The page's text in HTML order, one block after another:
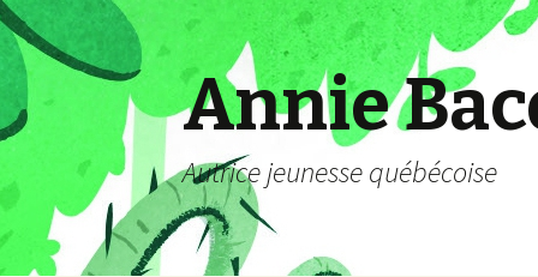
Annie
Autrice jeunesse québécoise